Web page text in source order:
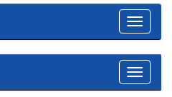
Toggle
Toggle